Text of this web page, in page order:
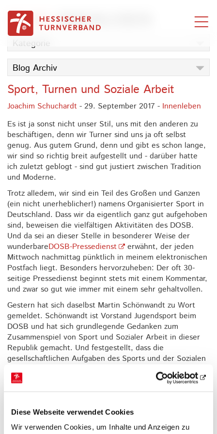
Diese Webseite verwendet Cookies
Wir verwenden Cookies, um Inhalte und Anzeigen zu
BLOGINNENLEBEN
Kategorie
Blog Archiv
Sport, Turnen und Soziale Arbeit
Joachim Schuchardt - 29. September 2017 - Innenleben
Es ist ja sonst nicht unser Stil, uns mit den anderen zu
beschäftigen, denn wir Turner sind uns ja oft selbst
genug. Aus gutem Grund, denn und gibt es schon lange,
wir sind so richtig breit aufgestellt und - darüber hatte
ich zuletzt geblogt - sind gut justiert zwischen Tradition
und Moderne.
Trotz alledem, wir sind ein Teil des Großen und Ganzen
(ein nicht unerheblicher!) namens Organisierter Sport in
Deutschland. Dass wir da eigentlich ganz gut aufgehoben
sind, beweisen die vielfältigen Aktivitäten des DOSB.
Und da sei an dieser Stelle in besonderer Weise der
wunderbareDOSB-Pressedienst
erwähnt, der jeden
Mittwoch nachmittag pünktlich in meinem elektronischen
Postfach liegt. Besonders hervorzuheben: Der oft 30-
seitige Pressedienst beginnt stets mit einem Kommentar,
und zwar so gut wie immer mit einem sehr gehaltvollen.
Gestern hat sich daselbst Martin Schönwandt zu Wort
gemeldet. Schönwandt ist Vorstand Jugendsport beim
DOSB und hat sich grundlegende Gedanken zum
Zusammenspiel von Sport und Sozialer Arbeit in dieser
Republik gemacht. Und festgestellt, dass die
gesellschaftlichen Aufgaben des Sports und der Sozialen
Arbeit meist deckungsgleich sind, und irgendwie längst
zueinandergefunden haben. Eine nicht unwichtige
Erkenntnis, wenn wir uns als Turnvereine vor Augen
insbesondere jugendpolitisch-pädagogischen Aufgaben
inzwischen durch fast alle Sportvereine gestemmt